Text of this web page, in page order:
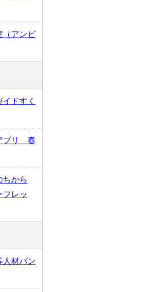
（アンビ
ドすく
プリ 春
ちから
フレッ
人材バン